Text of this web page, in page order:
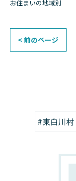
お住まいの地域別
< 前のページ
#東白川村